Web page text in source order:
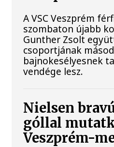
A VSC Veszprém
szombaton újabb
Gunther Zsolt
csoportjának
bajnokesélyesnek
vendége lesz.
Nielsen
góllal
Veszprém-